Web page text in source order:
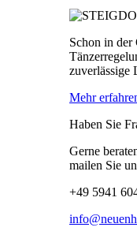
Schon in der
zuverlässige
Mehr
Haben Sie
Gerne
mailen Sie
+49 5941